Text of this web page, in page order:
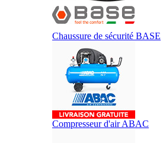
Chaussure de sécurité BASE
Compresseur d'air ABAC